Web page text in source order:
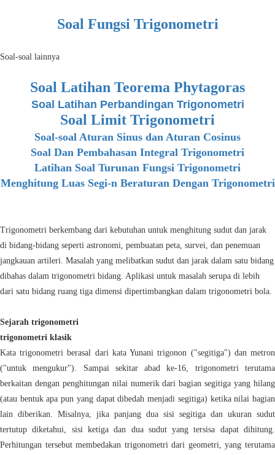
Soal Fungsi Trigonometri
Soal-soal lainnya
Soal Latihan Teorema Phytagoras
Soal Latihan Perbandingan Trigonometri
Soal Limit Trigonometri
Soal-soal Aturan Sinus dan Aturan Cosinus
Soal Dan Pembahasan Integral Trigonometri
Latihan Soal Turunan Fungsi Trigonometri
Menghitung Luas Segi-n Beraturan Dengan Trigonometri
Trigonometri berkembang dari kebutuhan untuk menghitung sudut dan jarak
di bidang-bidang seperti astronomi, pembuatan peta, survei, dan penemuan
jangkauan artileri. Masalah yang melibatkan sudut dan jarak dalam satu bidang
dibahas dalam trigonometri bidang. Aplikasi untuk masalah serupa di lebih
dari satu bidang ruang tiga dimensi dipertimbangkan dalam trigonometri bola.
Sejarah trigonometri
trigonometri klasik
Kata trigonometri berasal dari kata Yunani trigonon ("segitiga") dan metron
("untuk mengukur"). Sampai sekitar abad ke-16, trigonometri terutama
berkaitan dengan penghitungan nilai numerik dari bagian segitiga yang hilang
(atau bentuk apa pun yang dapat dibedah menjadi segitiga) ketika nilai bagian
lain diberikan. Misalnya, jika panjang dua sisi segitiga dan ukuran sudut
tertutup diketahui, sisi ketiga dan dua sudut yang tersisa dapat dihitung.
Perhitungan tersebut membedakan trigonometri dari geometri, yang terutama